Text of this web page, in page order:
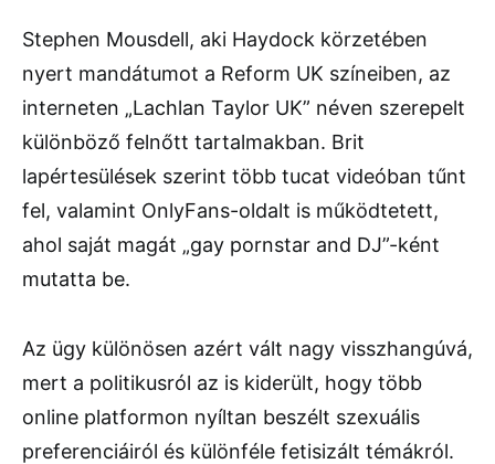
Stephen Mousdell, aki Haydock körzetében
nyert mandátumot a Reform UK színeiben, az
interneten „Lachlan Taylor UK” néven szerepelt
különböző felnőtt tartalmakban. Brit
lapértesülések szerint több tucat videóban tűnt
fel, valamint OnlyFans-oldalt is működtetett,
ahol saját magát „gay pornstar and DJ”-ként
mutatta be.
Az ügy különösen azért vált nagy visszhangúvá,
mert a politikusról az is kiderült, hogy több
online platformon nyíltan beszélt szexuális
preferenciáiról és különféle fetisizált témákról.